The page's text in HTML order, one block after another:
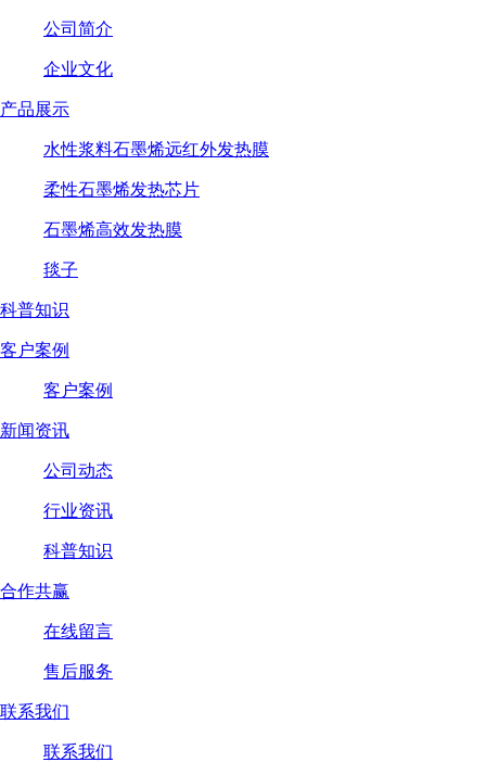
公司简介
企业文化
产品展示
水性浆料石墨烯远红外发热膜
柔性石墨烯发热芯片
石墨烯高效发热膜
毯子
科普知识
客户案例
客户案例
新闻资讯
公司动态
行业资讯
科普知识
合作共赢
在线留言
售后服务
联系我们
联系我们